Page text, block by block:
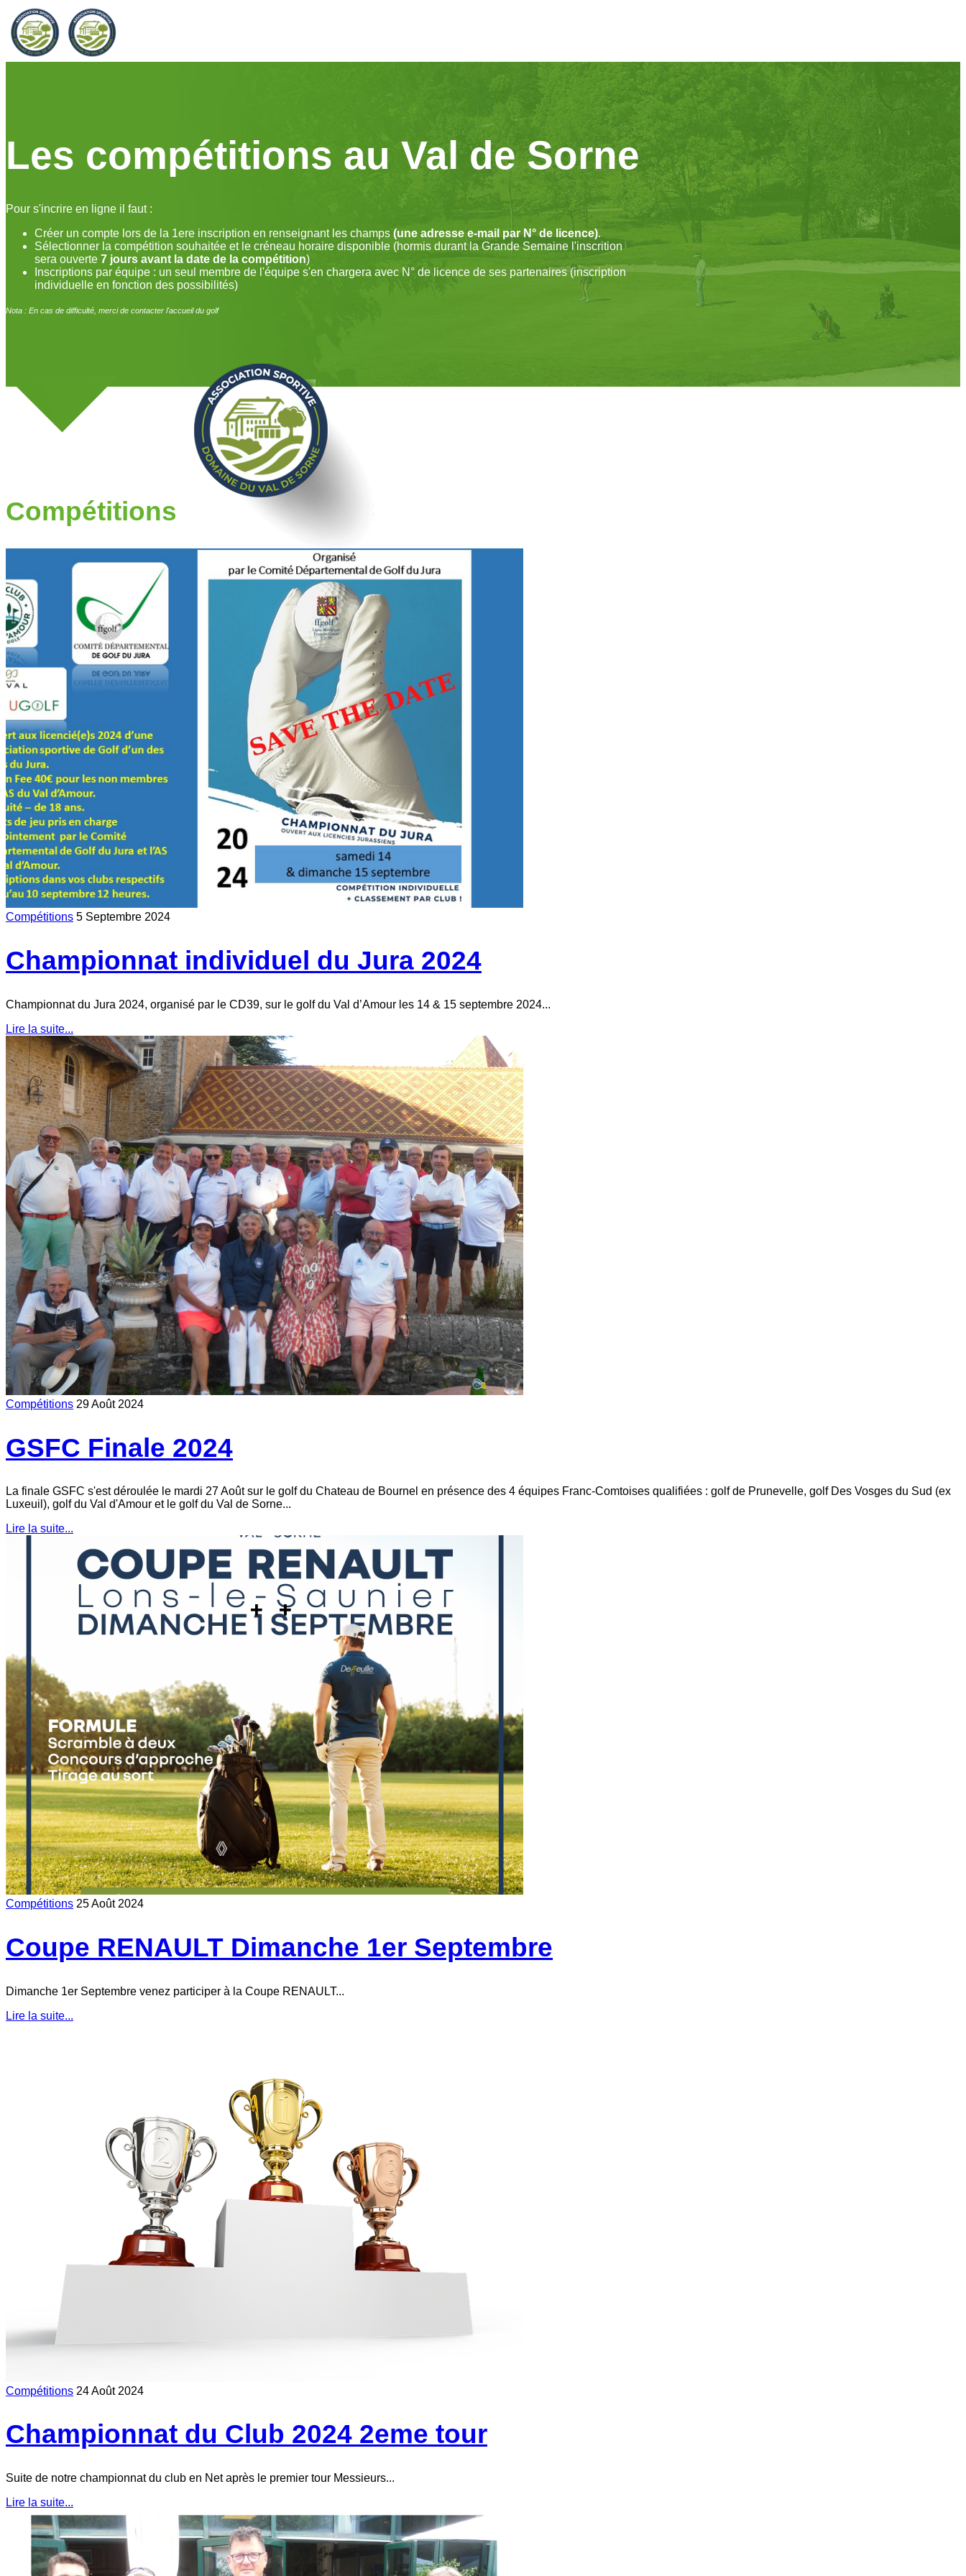
Les compétitions au Val de Sorne
Pour s'incrire en ligne il faut :
Créer un compte lors de la 1ere inscription en renseignant les champs (une adresse e-mail par N° de licence).
Sélectionner la compétition souhaitée et le créneau horaire disponible (hormis durant la Grande Semaine l'inscrition
sera ouverte 7 jours avant la date de la compétition)
Inscriptions par équipe : un seul membre de l'équipe s'en chargera avec N° de licence de ses partenaires (inscription
individuelle en fonction des possibilités)
Nota : En cas de difficulté, merci de contacter l'accueil du golf
Compétitions
Compétitions 5 Septembre 2024
Championnat individuel du Jura 2024
Championnat du Jura 2024, organisé par le CD39, sur le golf du Val d’Amour les 14 & 15 septembre 2024...
Lire la suite...
Compétitions 29 Août 2024
GSFC Finale 2024
La finale GSFC s'est déroulée le mardi 27 Août sur le golf du Chateau de Bournel en présence des 4 équipes Franc-Comtoises qualifiées : golf de Prunevelle, golf Des Vosges du Sud (ex
Luxeuil), golf du Val d'Amour et le golf du Val de Sorne...
Lire la suite...
Compétitions 25 Août 2024
Coupe RENAULT Dimanche 1er Septembre
Dimanche 1er Septembre venez participer à la Coupe RENAULT...
Lire la suite...
Compétitions 24 Août 2024
Championnat du Club 2024 2eme tour
Suite de notre championnat du club en Net après le premier tour Messieurs...
Lire la suite...